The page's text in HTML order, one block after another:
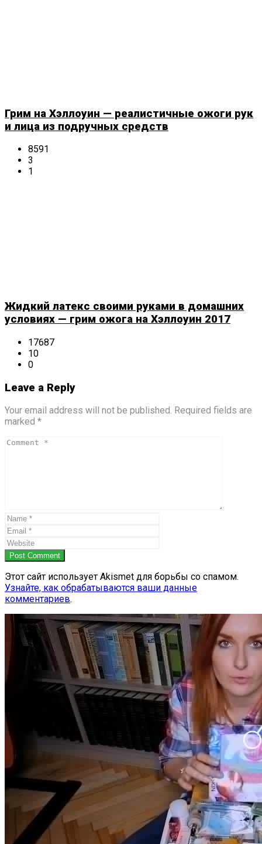
Грим на Хэллоуин — реалистичные ожоги рук
и лица из подручных средств
8591
3
1
Жидкий латекс своими руками в домашних
условиях — грим ожога на Хэллоуин 2017
17687
10
0
Leave a Reply
Your email address will not be published. Required fields are
marked *
Post Comment
Этот сайт использует Akismet для борьбы со спамом.
Узнайте, как обрабатываются ваши данные
комментариев.